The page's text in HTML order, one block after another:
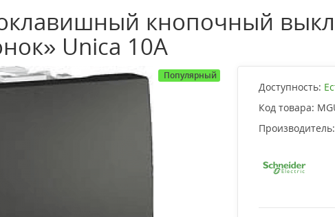
кнопочный
Unica 10А
Популярный
Доступность:
Код товара:
Производитель: